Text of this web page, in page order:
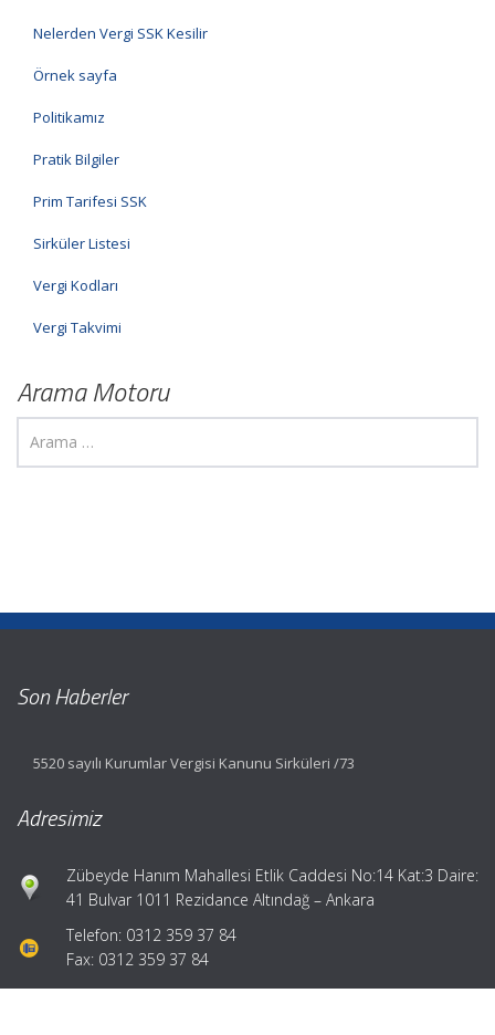
Nelerden Vergi SSK Kesilir
Örnek sayfa
Politikamız
Pratik Bilgiler
Prim Tarifesi SSK
Sirküler Listesi
Vergi Kodları
Vergi Takvimi
Arama Motoru
Son Haberler
5520 sayılı Kurumlar Vergisi Kanunu Sirküleri /73
Adresimiz
Zübeyde Hanım Mahallesi Etlik Caddesi No:14 Kat:3 Daire:
41 Bulvar 1011 Rezidance Altındağ – Ankara
Telefon: 0312 359 37 84
Fax: 0312 359 37 84